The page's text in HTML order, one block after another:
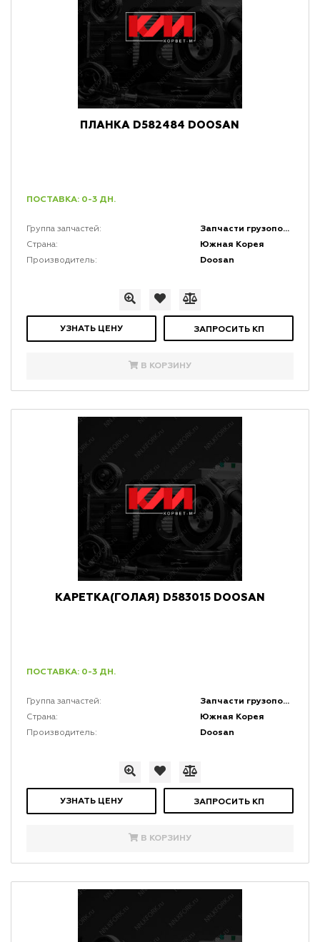
ПЛАНКА D582484 DOOSAN
ПОСТАВКА: 0-3 ДН.
Группа запчастей: Запчасти грузоподъемной мачты и каретки
Страна: Южная Корея
Производитель: Doosan
УЗНАТЬ ЦЕНУ ЗАПРОСИТЬ КП
В КОРЗИНУ
КАРЕТКА(ГОЛАЯ) D583015 DOOSAN
ПОСТАВКА: 0-3 ДН.
Группа запчастей: Запчасти грузоподъемной мачты и каретки
Страна: Южная Корея
Производитель: Doosan
УЗНАТЬ ЦЕНУ ЗАПРОСИТЬ КП
В КОРЗИНУ